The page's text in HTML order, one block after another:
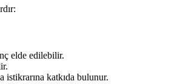
elde edilebilir.
istikrarına katkıda bulunur.